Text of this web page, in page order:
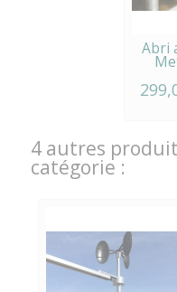
Abri
4 autres
catégorie :